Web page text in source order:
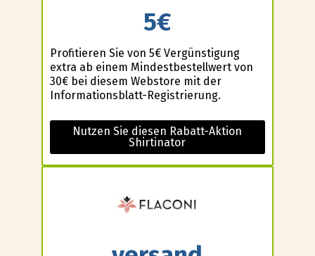
5€
Profitieren Sie von 5€ Vergünstigung
extra ab einem Mindestbestellwert von
30€ bei diesem Webstore mit der
Informationsblatt-Registrierung.
Nutzen Sie diesen Rabatt-Aktion
Shirtinator